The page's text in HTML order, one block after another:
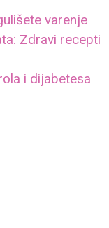
varenje
Zdravi recepti
i dijabetesa